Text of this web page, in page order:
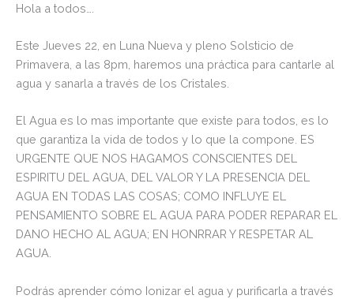
Hola a todos….
Este Jueves 22, en Luna Nueva y pleno Solsticio de
Primavera, a las 8pm, haremos una práctica para cantarle al
agua y sanarla a través de los Cristales.
El Agua es lo mas importante que existe para todos, es lo
que garantiza la vida de todos y lo que la compone. ES
URGENTE QUE NOS HAGAMOS CONSCIENTES DEL
ESPIRITU DEL AGUA, DEL VALOR Y LA PRESENCIA DEL
AGUA EN TODAS LAS COSAS; COMO INFLUYE EL
PENSAMIENTO SOBRE EL AGUA PARA PODER REPARAR EL
DANO HECHO AL AGUA; EN HONRRAR Y RESPETAR AL
AGUA.
Podrás aprender cómo Ionizar el agua y purificarla a través